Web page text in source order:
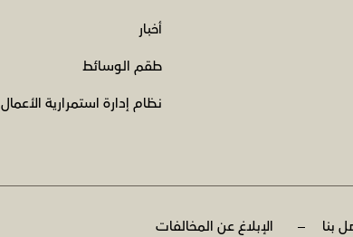
أخبار
طقم الوسائط
نظام إدارة استمرارية الأعمال
بنا الإبلاغ عن المخالفات